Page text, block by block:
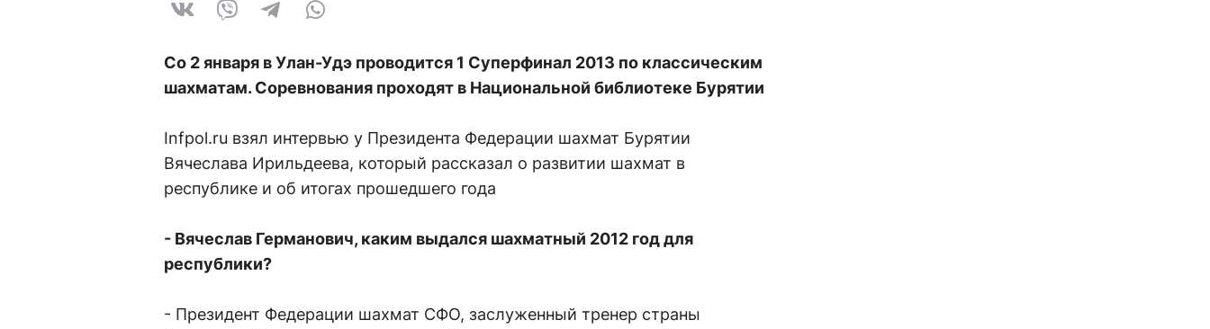
Со 2 января в Улан-Удэ проводится 1 Суперфинал 2013 по классическим
шахматам. Соревнования проходят в Национальной библиотеке Бурятии
Infpol.ru взял интервью у Президента Федерации шахмат Бурятии
Вячеслава Ирильдеева, который рассказал о развитии шахмат в
республике и об итогах прошедшего года
- Вячеслав Германович, каким выдался шахматный 2012 год для
республики?
- Президент Федерации шахмат СФО, заслуженный тренер страны